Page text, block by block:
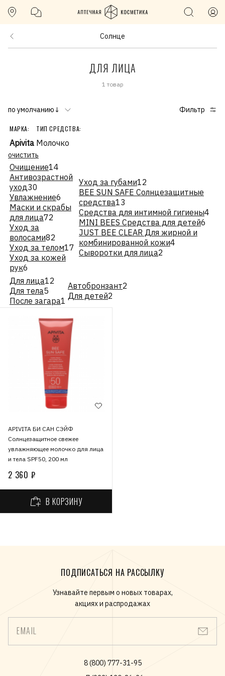
Солнце
ДЛЯ ЛИЦА
1 товар
по умолчанию↓ Фильтр
МАРКА:
Apivita
ТИП СРЕДСТВА:
Молочко
очистить
Очищение14
Антивозрастной
уход30
Увлажнение6
Маски и скрабы
для лица72
Уход за
волосами82
Уход за телом17
Уход за кожей
рук6
Уход за губами12
BEE SUN SAFE Солнцезащитные
средства13
Средства для интимной гигиены4
MINI BEES Средства для детей6
JUST BEE CLEAR Для жирной и
комбинированной кожи4
Сыворотки для лица2
Для лица12
Для тела5
После загара1
Автобронзант2
Для детей2
APIVITA БИ САН СЭЙФ
Солнцезащитное свежее
увлажняющее молочко для лица
и тела SPF50, 200 мл
2 360 ₽
В КОРЗИНУ
ПОДПИСАТЬСЯ НА РАССЫЛКУ
Узнавайте первым о новых товарах,
акциях и распродажах
EMAIL
8 (800) 777-31-95